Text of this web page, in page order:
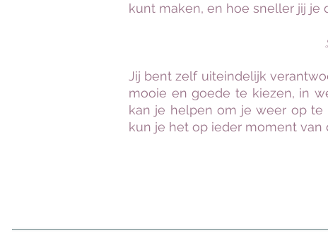
kunt maken, en hoe sneller jij je
Jij bent zelf uiteindelijk
mooie en goede te kiezen, in
kan je helpen om je weer op te
kun je het op ieder moment